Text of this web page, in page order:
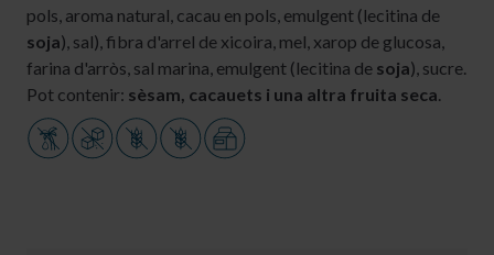
pols, aroma natural, cacau en pols, emulgent (lecitina de
soja), sal), fibra d'arrel de xicoira, mel, xarop de glucosa,
farina d'arròs, sal marina, emulgent (lecitina de soja), sucre.
Pot contenir: sèsam, cacauets i una altra fruita seca.